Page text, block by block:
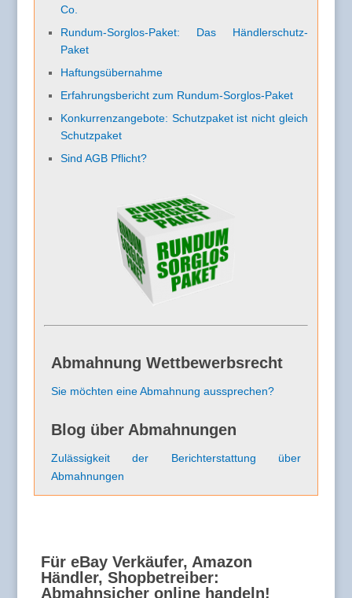
Co.
Rundum-Sorglos-Paket: Das Händlerschutz-
Paket
Haftungsübernahme
Erfahrungsbericht zum Rundum-Sorglos-Paket
Konkurrenzangebote: Schutzpaket ist nicht gleich
Schutzpaket
Sind AGB Pflicht?
Abmahnung Wettbewerbsrecht
Sie möchten eine Abmahnung aussprechen?
Blog über Abmahnungen
Zulässigkeit der Berichterstattung über
Abmahnungen
Für eBay Verkäufer, Amazon
Händler, Shopbetreiber:
Abmahnsicher online handeln!